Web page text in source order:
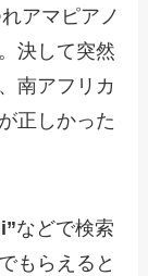
アマピアノ
決して突然
南アフリカ
正しかった
などで検索
もらえると